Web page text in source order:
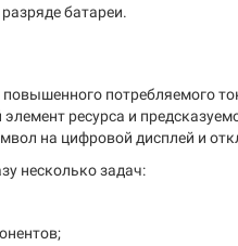
батареи.
потребляемого
ресурса и
на цифровой дисплей и
несколько задач: